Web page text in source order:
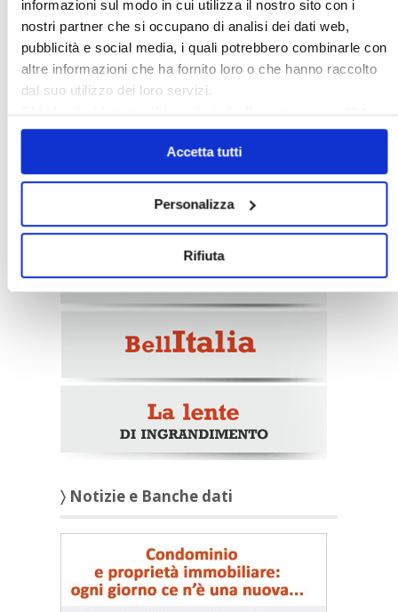
informazioni sul modo in cui utilizza il nostro sito con i
nostri partner che si occupano di analisi dei dati web,
pubblicità e social media, i quali potrebbero combinarle con
altre informazioni che ha fornito loro o che hanno raccolto
dal suo utilizzo dei loro servizi.
Chiudendo il banner cliccando sullaXverranno accettati
solo i cookie necessari.
Accetta tutti
Personalizza
Rifiuta
Italia Oggi – Luglio 2026
〉 Notizie e Banche dati